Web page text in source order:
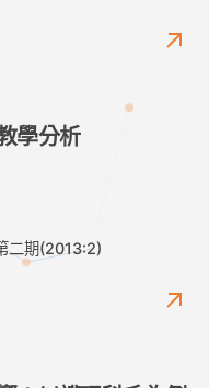
學分析
二期(2013:2)